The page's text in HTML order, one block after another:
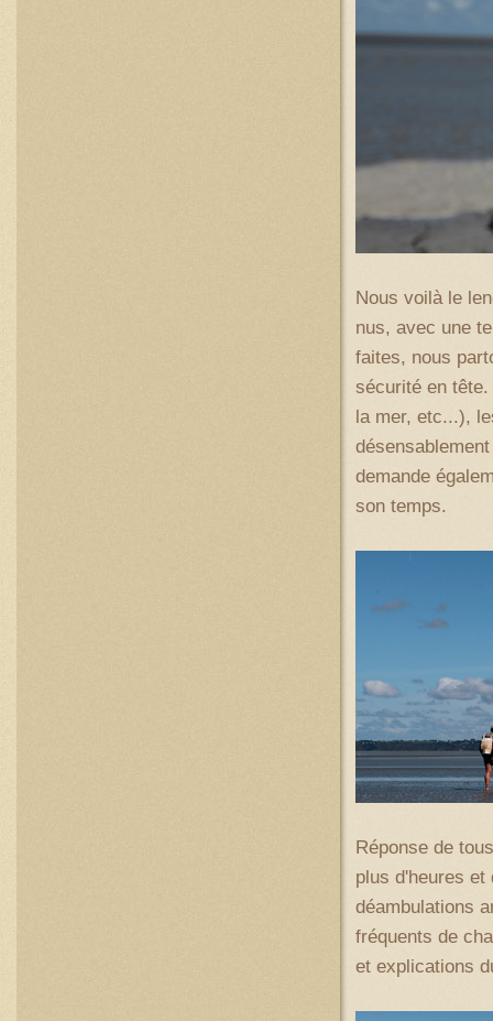
Nous voilà le
nus, avec une
faites, nous
sécurité en
la mer, etc...),
demande
son temps.
Réponse de
plus d'heures
déambulations
fréquents de
et explications